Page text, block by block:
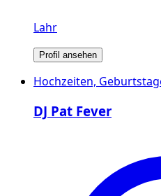
Lahr
Profil ansehen
Hochzeiten,
DJ Pat Fever